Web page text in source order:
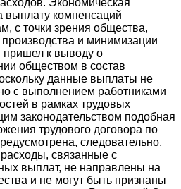
Экономическая
выплату компенсаций
с точки зрения общества,
и минимизации
пришел к выводу о
обществом в состав
данные выплаты не
с выполнением работниками
в рамках трудовых
законодательством подобная
трудового договора по
следовательно,
связанные с
выплат, не направлены на
и не могут быть признаны